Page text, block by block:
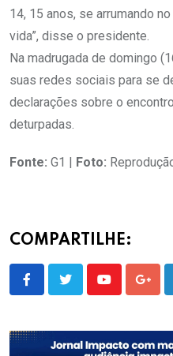
14, 15 anos, se arrumando
vida”, disse o presidente.
Na madrugada de domingo
suas redes sociais para se
declarações sobre o
deturpadas.
Fonte: G1 | Foto:
COMPARTILHE:
Youtube